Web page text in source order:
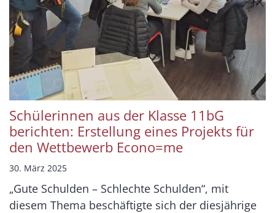
Schülerinnen aus der Klasse 11bG
berichten: Erstellung eines Projekts für
den Wettbewerb Econo=me
30. März 2025
„Gute Schulden – Schlechte Schulden“, mit
diesem Thema beschäftigte sich der diesjährige